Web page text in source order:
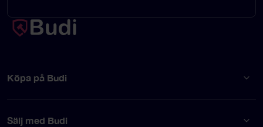
Köpa på Budi
Sälj med Budi